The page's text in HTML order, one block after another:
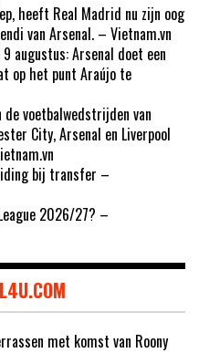
heeft Real Madrid nu zijn oog
van Arsenal. – Vietnam.vn
augustus: Arsenal doet een
op het punt Araújo te
voetbalwedstrijden van
City, Arsenal en Liverpool
bij transfer –
2026/27? –
met komst van Roony